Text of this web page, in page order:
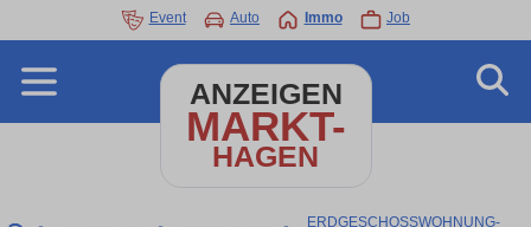
Event Auto Immo Job
ANZEIGEN
MARKT-
HAGEN
ERDGESCHOSSWOHNUNG-